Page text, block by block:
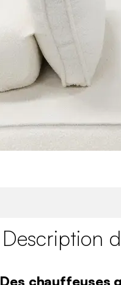
Description
Des chauffeuses